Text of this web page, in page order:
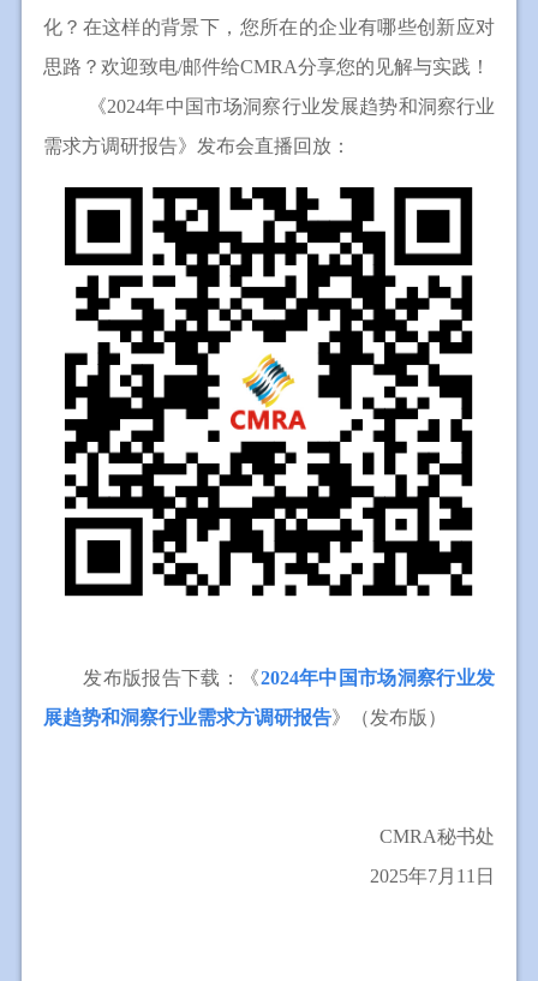
化？在这样的背景下，您所在的企业有哪些创新应对
思路？欢迎致电/邮件给CMRA分享您的见解与实践！
《2024年中国市场洞察行业发展趋势和洞察行业
需求方调研报告》发布会直播回放：
发布版报告下载：《2024年中国市场洞察行业发
展趋势和洞察行业需求方调研报告》（发布版）
CMRA秘书处
2025年7月11日